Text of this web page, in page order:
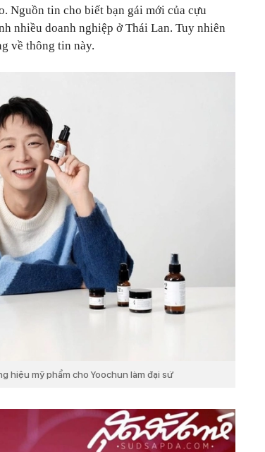
Nguồn tin cho biết bạn gái mới của cựu
nhiều doanh nghiệp ở Thái Lan. Tuy nhiên
về thông tin này.
hiệu mỹ phẩm cho Yoochun làm đại sứ